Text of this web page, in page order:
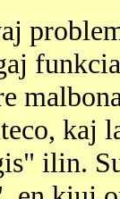
kaj
ilin.